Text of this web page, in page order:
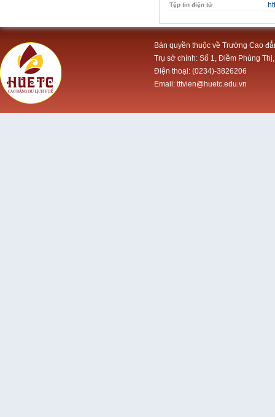
Tệp tin điện tử
Bản quyền thuộc về Trường Cao
Trụ sở chính: Số 1, Điềm Phùng
Điện thoại: (0234)-3826206
Email: tttvien@huetc.edu.vn